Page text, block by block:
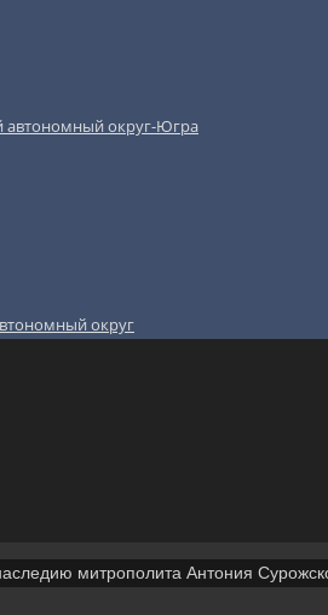
автономный округ-Югра
округ
митрополита Антония